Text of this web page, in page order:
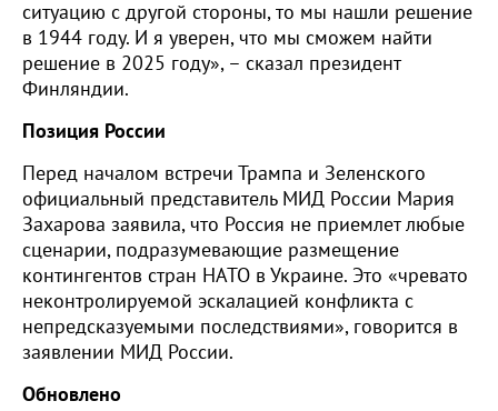
ситуацию с другой стороны, то мы нашли решение
в 1944 году. И я уверен, что мы сможем найти
решение в 2025 году», – сказал президент
Финляндии.
Позиция России
Перед началом встречи Трампа и Зеленского
официальный представитель МИД России Мария
Захарова заявила, что Россия не приемлет любые
сценарии, подразумевающие размещение
контингентов стран НАТО в Украине. Это «чревато
неконтролируемой эскалацией конфликта с
непредсказуемыми последствиями», говорится в
заявлении МИД России.
Обновлено